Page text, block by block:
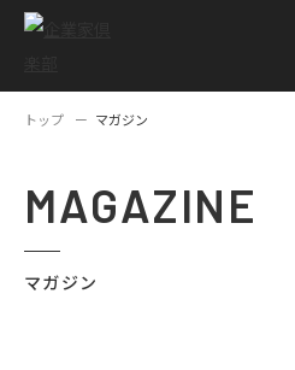
トップ マガジン
MAGAZINE
マガジン